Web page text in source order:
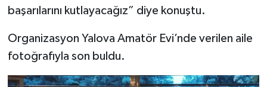
başarılarını kutlayacağız” diye konuştu.
Organizasyon Yalova Amatör Evi’nde verilen aile
fotoğrafıyla son buldu.